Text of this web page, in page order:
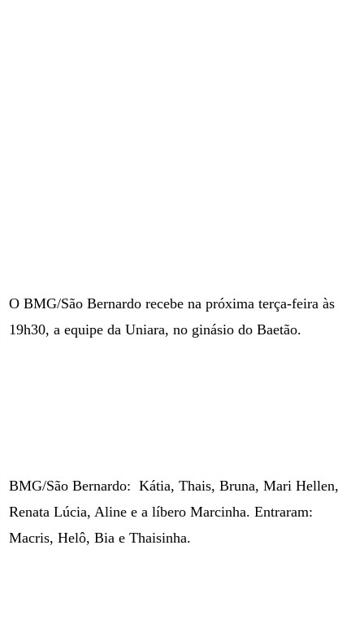
O BMG/São Bernardo recebe na próxima terça-feira às
19h30, a equipe da Uniara, no ginásio do Baetão.
BMG/São Bernardo: Kátia, Thais, Bruna, Mari Hellen,
Renata Lúcia, Aline e a líbero Marcinha. Entraram:
Macris, Helô, Bia e Thaisinha.